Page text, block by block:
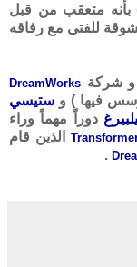
بأنه متعقب من قبل
للفتى مع رفاقه
و شركة DreamWorks
فيها ) و ستيسي
دوراً مهماً وراء
الذين قام
.